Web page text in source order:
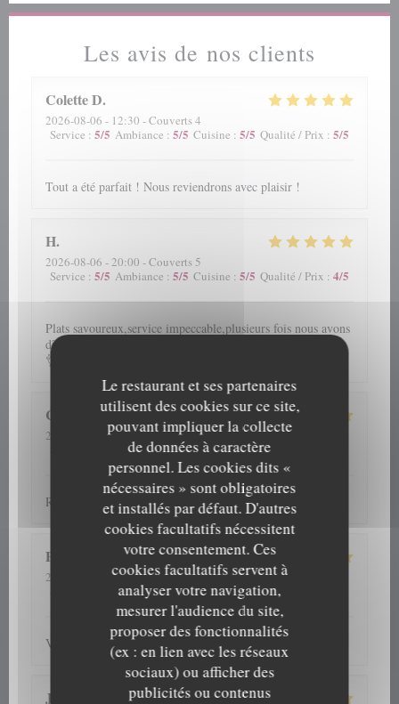
Le restaurant et ses partenaires
utilisent des cookies sur ce site,
pouvant impliquer la collecte
de données à caractère
personnel. Les cookies dits «
nécessaires » sont obligatoires
et installés par défaut. D'autres
cookies facultatifs nécessitent
votre consentement. Ces
cookies facultatifs servent à
analyser votre navigation,
mesurer l'audience du site,
proposer des fonctionnalités
(ex : en lien avec les réseaux
sociaux) ou afficher des
publicités ou contenus
Les avis de nos clients
ColetteD
2026-08-06 - 12:30 - Couverts 4
Service : 5/5 Ambiance : 5/5 Cuisine : 5/5 Qualité / Prix : 5/5
Tout a été parfait ! Nous reviendrons avec plaisir !
H
2026-08-06 - 20:00 - Couverts 5
Service : 5/5 Ambiance : 5/5 Cuisine : 5/5 Qualité / Prix : 4/5
Plats savoureux,service impeccable,plusieurs fois nous avons
dîner dans cet établissement et jamais déçue.Je recommande
👌
Cathy
2026-08-06
- 13:00 - Couverts 2
Ambiance:5/5 Cuisine:5/5 Qualité / Prix
Repas et accueil toujours au top
Patrick
2026-07-31
- 12:30 - Couverts 4
Ambiance: 5/5 Cuisine:5/5 Qualité / Prix
Verzorgd, vriendelijk en vooral lekker
J C